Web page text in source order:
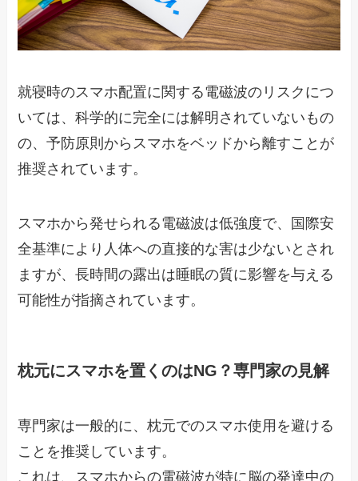
就寝時のスマホ配置に関する電磁波のリスクにつ
いては、科学的に完全には解明されていないもの
の、予防原則からスマホをベッドから離すことが
推奨されています。
スマホから発せられる電磁波は低強度で、国際安
全基準により人体への直接的な害は少ないとされ
ますが、長時間の露出は睡眠の質に影響を与える
可能性が指摘されています。
枕元にスマホを置くのはNG？専門家の見解
専門家は一般的に、枕元でのスマホ使用を避ける
ことを推奨しています。
これは、スマホからの電磁波が特に脳の発達中の